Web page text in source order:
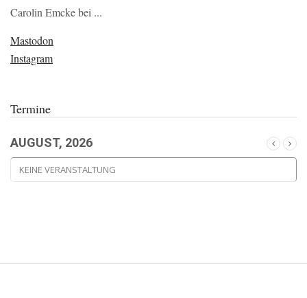
Carolin Emcke bei ...
Mastodon
Instagram
Termine
AUGUST, 2026
KEINE VERANSTALTUNG